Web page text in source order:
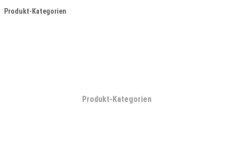
Produkt-Kategorien
Produkt-Kategorien